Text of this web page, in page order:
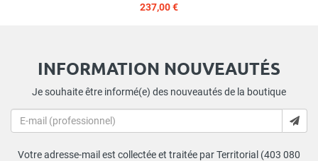
237,00 €
INFORMATION NOUVEAUTÉS
Je souhaite être informé(e) des nouveautés de la boutique
Votre adresse-mail est collectée et traitée par Territorial (403 080